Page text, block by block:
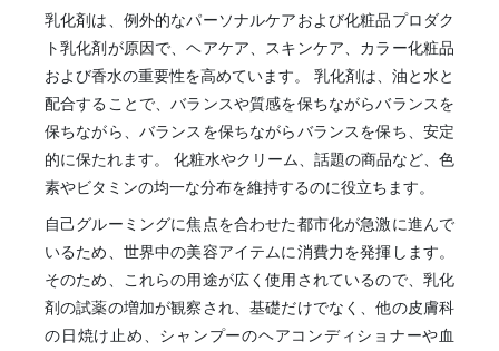
乳化剤は、例外的なパーソナルケアおよび化粧品プロダク
ト乳化剤が原因で、ヘアケア、スキンケア、カラー化粧品
および香水の重要性を高めています。 乳化剤は、油と水と
配合することで、バランスや質感を保ちながらバランスを
保ちながら、バランスを保ちながらバランスを保ち、安定
的に保たれます。 化粧水やクリーム、話題の商品など、色
素やビタミンの均一な分布を維持するのに役立ちます。
自己グルーミングに焦点を合わせた都市化が急激に進んで
いるため、世界中の美容アイテムに消費力を発揮します。
そのため、これらの用途が広く使用されているので、乳化
剤の試薬の増加が観察され、基礎だけでなく、他の皮膚科
の日焼け止め、シャンプーのヘアコンディショナーや血